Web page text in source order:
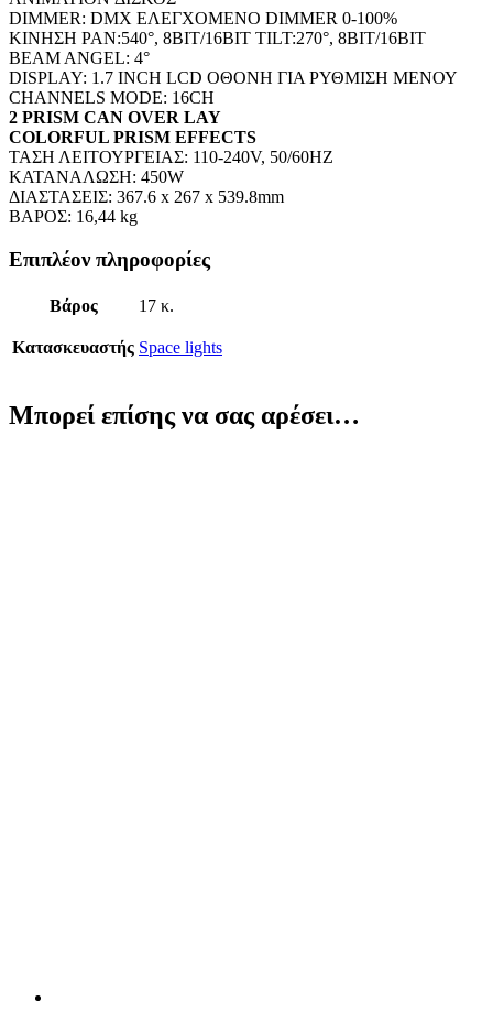
DIMMER: DMX ΕΛΕΓΧΟΜΕΝΟ DIMMER 0-100%
ΚΙΝΗΣΗ PAN:540°, 8BIT/16BIT TILT:270°, 8BIT/16BIT
BEAM ANGEL: 4°
DISPLAY: 1.7 INCH LCD ΟΘΟΝΗ ΓΙΑ ΡΥΘΜΙΣΗ ΜΕΝΟΥ
CHANNELS MODE: 16CH
2 PRISM CAN OVER LAY
COLORFUL PRISM EFFECTS
ΤΑΣΗ ΛΕΙΤΟΥΡΓΕΙΑΣ: 110-240V, 50/60HZ
ΚΑΤΑΝΑΛΩΣΗ: 450W
ΔΙΑΣΤΑΣΕΙΣ: 367.6 x 267 x 539.8mm
ΒΑΡΟΣ: 16,44 kg
Επιπλέον πληροφορίες
Βάρος 17 κ.
Κατασκευαστής Space lights
Μπορεί επίσης να σας αρέσει…